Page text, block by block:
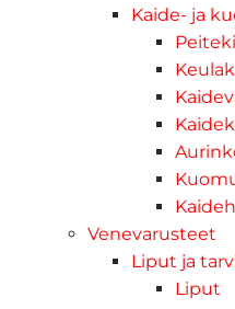
Kaide- ja
Venevarusteet
Liput ja
Liput